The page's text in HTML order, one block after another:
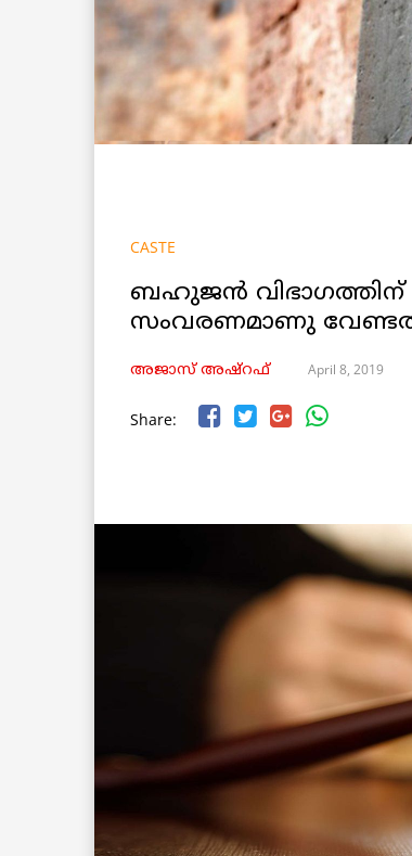
CASTE
ബഹുജൻ വിഭാഗത്തിന്
സംവരണമാണു
അജാസ് അഷ്റഫ് April 8, 2019
Share: